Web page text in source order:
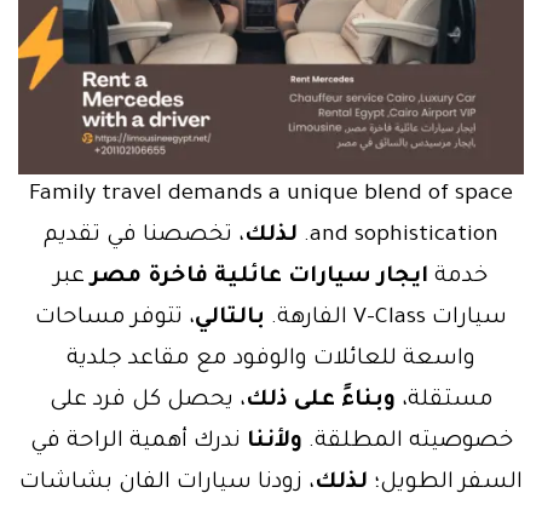
Family travel demands a unique blend of space
and sophistication. لذلك، تخصصنا في تقديم
خدمة ايجار سيارات عائلية فاخرة مصرعبر
سيارات V-Class الفارهة.
بالتالي، تتوفر مساحات
واسعة للعائلات والوفود مع مقاعد جلدية
مستقلة، وبناءً على ذلك، يحصل كل فرد على
خصوصيته المطلقة. ولأننا ندرك أهمية الراحة في
السفر الطويل؛ لذلك، زودنا سيارات الفان بشاشات